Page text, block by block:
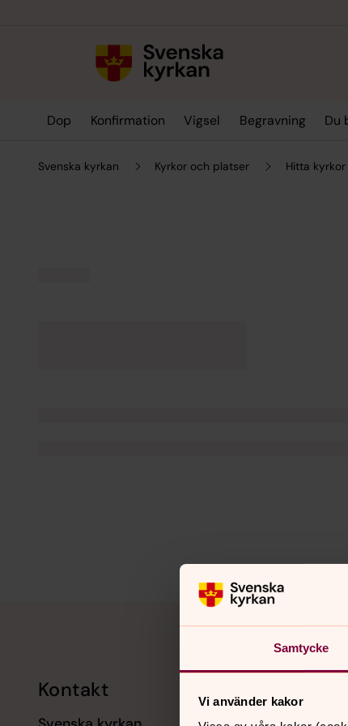
Samtycke
Vi använder kakor
Dop Konfirmation Vigsel Begravning Du
Svenska kyrkan Kyrkor och platser Hitta
Kontakt